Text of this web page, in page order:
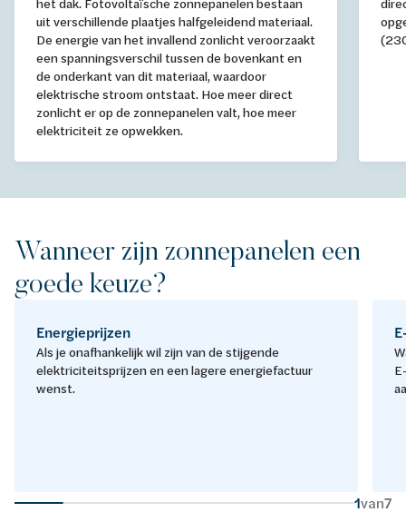
uit verschillende plaatjes halfgeleidend materiaal.
De energie van het invallend zonlicht veroorzaakt
een spanningsverschil tussen de bovenkant en
de onderkant van dit materiaal, waardoor
elektrische stroom ontstaat. Hoe meer direct
zonlicht er op de zonnepanelen valt, hoe meer
elektriciteit ze opwekken.
Wanneer zijn zonnepanelen een
goede keuze?
Energieprijzen
Als je onafhankelijk wil zijn van de stijgende
elektriciteitsprijzen en een lagere energiefactuur
wenst.
1van7